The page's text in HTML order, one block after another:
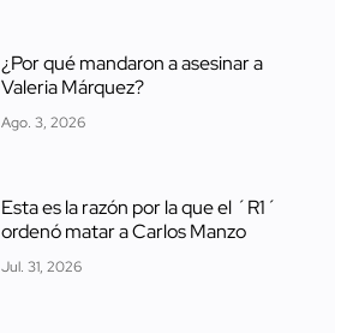
¿Por qué mandaron a asesinar a
Valeria Márquez?
Ago. 3, 2026
Esta es la razón por la que el ´R1´
ordenó matar a Carlos Manzo
Jul. 31, 2026